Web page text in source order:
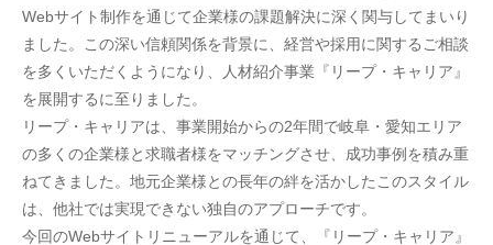
Webサイト制作を通じて企業様の課題解決に深く関与してまいり
ました。この深い信頼関係を背景に、経営や採用に関するご相談
を多くいただくようになり、人材紹介事業『リープ・キャリア』
を展開するに至りました。
リープ・キャリアは、事業開始からの2年間で岐阜・愛知エリア
の多くの企業様と求職者様をマッチングさせ、成功事例を積み重
ねてきました。地元企業様との長年の絆を活かしたこのスタイル
は、他社では実現できない独自のアプローチです。
今回のWebサイトリニューアルを通じて、『リープ・キャリア』